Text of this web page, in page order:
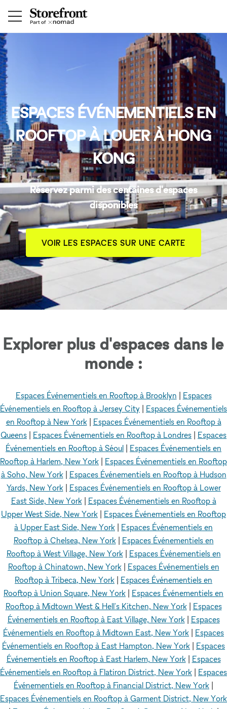
ESPACES ÉVÉNEMENTIELS EN
ROOFTOP À LOUER À HONG
KONG
Réservez parmi des centaines d'espaces
disponibles
VOIR LES ESPACES SUR UNE CARTE
Explorer plus d'espaces dans le
monde :
Espaces Événementiels en Rooftop à Brooklyn
Espaces
Événementiels en Rooftop à Jersey City
Espaces Événementiels
en Rooftop à New York| Espaces Événementiels en Rooftop à
Queens
Espaces Événementiels en Rooftop à Londres
Espaces
Événementiels en Rooftop à Séoul
Espaces Événementiels en
Rooftop à Harlem, New York
Espaces Événementiels en Rooftop
à Soho, New York| Espaces Événementiels en Rooftop à Hudson
Yards, New York| Espaces Événementiels en Rooftop à Lower
East Side, New York| Espaces Événementiels en Rooftop à
Upper West Side, New York
Espaces Événementiels en Rooftop
à Upper East Side, New York
Espaces Événementiels en
Rooftop à Chelsea, New York| Espaces Événementiels en
Rooftop à West Village, New York| Espaces Événementiels en
Rooftop à Chinatown, New York| Espaces Événementiels en
Rooftop à Tribeca, New York
Espaces Événementiels en
Rooftop à Union Square, New York
Espaces Événementiels en
Rooftop à Midtown West & Hell's Kitchen, New York| Espaces
Événementiels en Rooftop à East Village, New York| Espaces
Événementiels en Rooftop à Midtown East, New York
Espaces
Événementiels en Rooftop à East Hampton, New York
Espaces
Événementiels en Rooftop à East Harlem, New York| Espaces
Événementiels en Rooftop à Flatiron District, New York
Espaces
Événementiels en Rooftop à Financial District, New York
Espaces Événementiels en Rooftop à Garment District, New York